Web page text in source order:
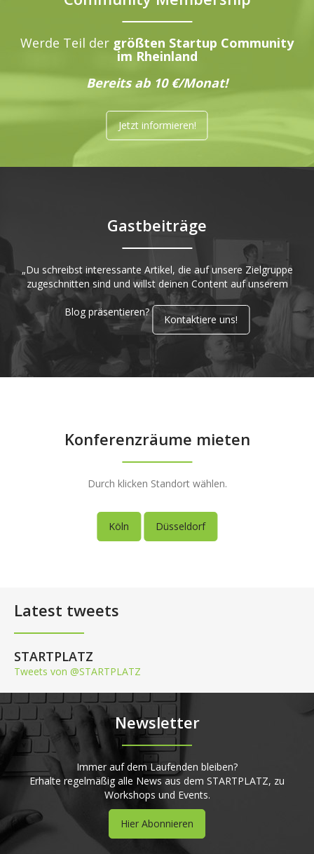
Werde Teil der größten Startup Community
im Rheinland
Bereits ab 10 €/Monat!
Jetzt informieren!
Gastbeiträge
„Du schreibst interessante Artikel, die auf unsere Zielgruppe
zugeschnitten sind und willst deinen Content auf unserem
Blog präsentieren?
Kontaktiere uns!
Konferenzräume mieten
Durch klicken Standort wählen.
Köln Düsseldorf
Latest tweets
STARTPLATZ
Tweets von @STARTPLATZ
Newsletter
Immer auf dem Laufenden bleiben?
Erhalte regelmäßig alle News aus dem STARTPLATZ, zu
Workshops und Events.
Hier Abonnieren